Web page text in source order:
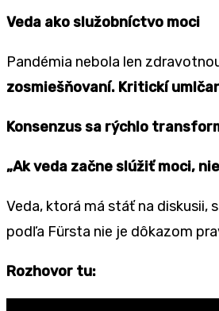
Veda ako služobníctvo moci
Pandémia nebola len
zosmiešňovaní. Kritickí
Konsenzus sa rýchlo
„Ak veda začne slúžiť moci,
Veda, ktorá má stáť na diskusii,
podľa Fürsta nie je dôkazom
Rozhovor tu: